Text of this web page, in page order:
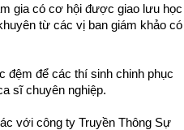
gia có cơ hội được giao lưu học
từ các vị ban giám khảo có
đệm để các thí sinh chinh phục
sĩ chuyên nghiệp.
với công ty Truyền Thông Sự